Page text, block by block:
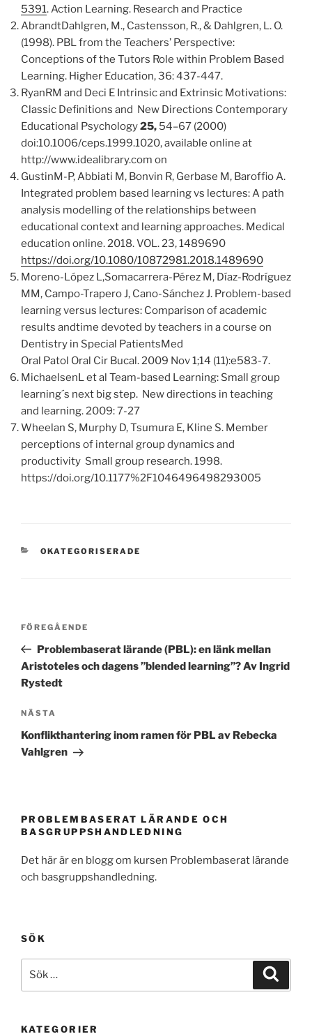
5391. Action Learning. Research and Practice
AbrandtDahlgren, M., Castensson, R., & Dahlgren, L. O.
(1998). PBL from the Teachers’ Perspective:
Conceptions of the Tutors Role within Problem Based
Learning. Higher Education, 36: 437-447.
RyanRM and Deci E Intrinsic and Extrinsic Motivations:
Classic Definitions and New Directions Contemporary
Educational Psychology25, 54–67 (2000)
doi:10.1006/ceps.1999.1020, available online at
http://www.idealibrary.com on
GustinM-P, Abbiati M, Bonvin R, Gerbase M, Baroffio A.
Integrated problem based learning vs lectures: A path
analysis modelling of the relationships between
educational context and learning approaches. Medical
education online. 2018. VOL. 23, 1489690
https://doi.org/10.1080/10872981.2018.1489690
Moreno-López L,Somacarrera-Pérez M, Díaz-Rodríguez
MM, Campo-Trapero J, Cano-Sánchez J. Problem-based
learning versus lectures: Comparison of academic
results andtime devoted by teachers in a course on
Dentistry in Special PatientsMed
Oral Patol Oral Cir Bucal. 2009 Nov 1;14 (11):e583-7.
MichaelsenL et al Team-based Learning: Small group
learning´s next big step. New directions in teaching
and learning.2009: 7-27
Wheelan S, Murphy D, Tsumura E, Kline S. Member
perceptions of internal group dynamics and
productivity Small group research. 1998.
https://doi.org/10.1177%2F1046496498293005
KATEGORIER
OKATEGORISERADE
Inläggsnavigering
Föregående
inlägg
FÖREGÅENDE
Problembaserat lärande (PBL): en länk mellan
Aristoteles och dagens ”blended learning”? Av Ingrid
Rystedt
Nästa
inlägg
NÄSTA
Konflikthantering inom ramen för PBL av Rebecka
Vahlgren
PROBLEMBASERAT LÄRANDE OCH
BASGRUPPSHANDLEDNING
Det här är en blogg om kursen Problembaserat lärande
och basgruppshandledning.
SÖK
efter:
KATEGORIER